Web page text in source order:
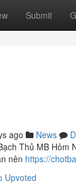
Submit
ago News
Thủ MB Hôm
nên https://
Upvoted